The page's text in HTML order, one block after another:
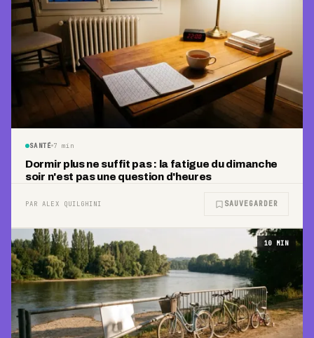
SANTÉ 7 min
Dormir plus ne suffit pas : la fatigue du dimanche
soir n'est pas une question d'heures
PAR ALEX QUILGHINI SAUVEGARDER
10 MIN